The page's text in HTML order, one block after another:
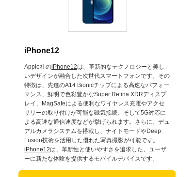
iPhone12
Apple社のiPhone12は、革新的なテクノロジーと美し
いデザインが融合した次世代スマートフォンです。その
特徴は、先進のA14 Bionicチップによる高速なパフォー
マンス、鮮明で色彩豊かなSuper Retina XDRディスプ
レイ、MagSafeによる便利なワイヤレス充電やアクセ
サリーの取り付けが可能な磁気接続、そして5G対応に
よる高速な通信速度などが挙げられます。さらに、デュ
アルカメラシステムを搭載し、ナイトモードやDeep
Fusion技術を活用した優れた写真撮影が可能です。
iPhone12は、革新性と使いやすさを追求した、ユーザ
ーに新たな体験を提供するモバイルデバイスです。